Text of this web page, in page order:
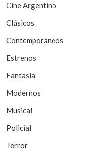
e
e
n
t
r
a
d
a
s
Cine Argentino
Clásicos
Contemporáneos
Estrenos
Fantasía
Modernos
Musical
Policial
Terror